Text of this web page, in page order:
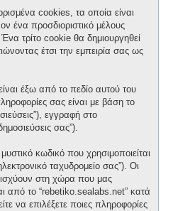
cookies, τα οποία είναι
ένα προσδιοριστικό μέλους
τρίτο cookie θα δημιουργηθεί
έτσι την εμπειρία σας ως
έξω από το πεδίο αυτού του
σας είναι με βάση το
εγγραφή στο
σας”).
κωδικό που χρησιμοποιείται
ταχυδρομείο σας”). Οι
στη χώρα που μας
από το “rebetiko.sealabs.net” κατά
να επιλέξετε ποιες πληροφορίες